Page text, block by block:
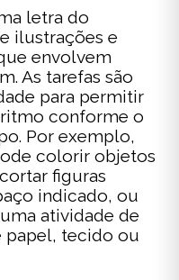
letra do
ilustrações e
envolvem
As tarefas são
para permitir
conforme o
Por exemplo,
colorir objetos
figuras
indicado, ou
atividade de
papel, tecido ou